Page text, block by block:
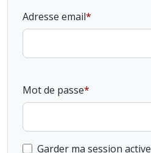
Adresse email
Mot de passe
Garder ma session active